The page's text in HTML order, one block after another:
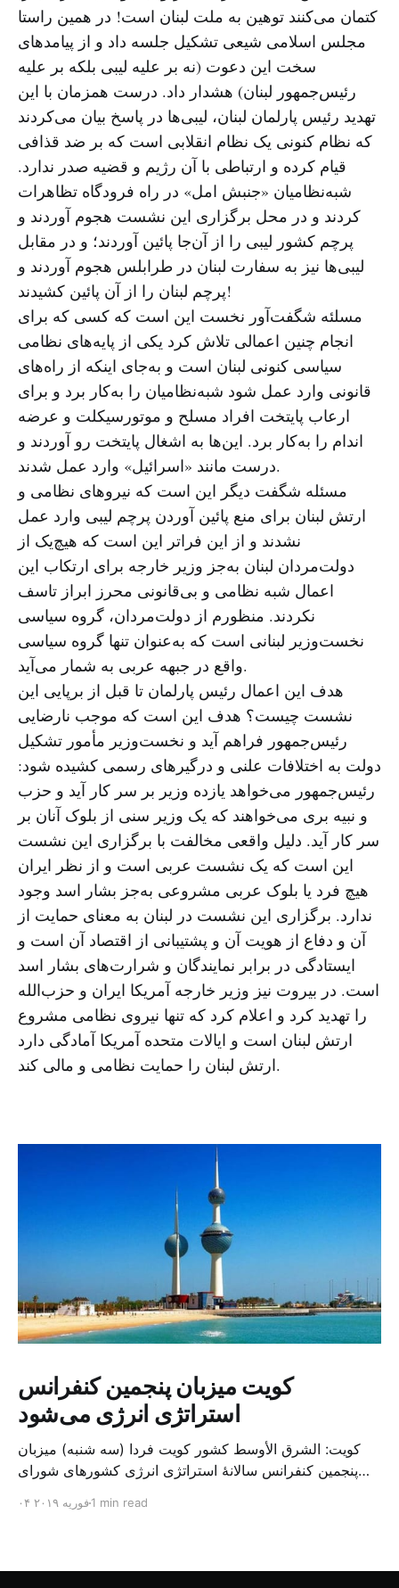
کتمان می‌کنند توهین به ملت لبنان است! در همین راستا
مجلس اسلامی شیعی تشکیل جلسه داد و از پیامدهای
سخت این دعوت (نه بر علیه لیبی بلکه بر علیه
رئیس‌جمهور لبنان) هشدار داد. درست همزمان با این
تهدید رئیس پارلمان لبنان، لیبی‌ها در پاسخ بیان می‌کردند
که نظام کنونی یک نظام انقلابی است که بر ضد قذافی
قیام کرده و ارتباطی با آن رژیم و قضیه صدر ندارد.
شبه‌نظامیان «جنبش امل» در راه فرودگاه تظاهرات
کردند و در محل برگزاری این نشست هجوم آوردند و
پرچم کشور لیبی را از آن‌جا پائین آوردند؛ و در مقابل
لیبی‌ها نیز به سفارت لبنان در طرابلس هجوم آوردند و
پرچم لبنان را از آن پائین کشیدند!
مسلئه شگفت‌آور نخست این است که کسی که برای
انجام چنین اعمالی تلاش کرد یکی از پایه‌های نظامی
سیاسی کنونی لبنان است و به‌جای اینکه از راه‌های
قانونی وارد عمل شود شبه‌نظامیان را به‌کار برد و برای
ارعاب پایتخت افراد مسلح و موتورسیکلت و عرضه
اندام را به‌کار برد. این‌ها به اشغال پایتخت رو آوردند و
درست مانند «اسرائیل» وارد عمل شدند.
مسئله شگفت دیگر این است که نیروهای نظامی و
ارتش لبنان برای منع پائین آوردن پرچم لیبی وارد عمل
نشدند و از این فراتر این است که هیچ‌یک از
دولت‌مردان لبنان به‌جز وزیر خارجه برای ارتکاب این
اعمال شبه نظامی و بی‌قانونی محرز ابراز تاسف
نکردند. منظورم از دولت‌مردان، گروه سیاسی
نخست‌وزیر لبنانی است که به‌عنوان تنها گروه سیاسی
واقع در جبهه عربی به شمار می‌آید.
هدف این اعمال رئیس پارلمان تا قبل از برپایی این
نشست چیست؟ هدف این است که موجب نارضایی
رئیس‌جمهور فراهم آید و نخست‌وزیر مأمور تشکیل
دولت به اختلافات علنی و درگیرهای رسمی کشیده شود:
رئیس‌جمهور می‌خواهد یازده وزیر بر سر کار آید و حزب
و نبیه بری می‌خواهند که یک وزیر سنی از بلوک آنان بر
سر کار آید. دلیل واقعی مخالفت با برگزاری این نشست
این است که یک نشست عربی است و از نظر ایران
هیچ فرد یا بلوک عربی مشروعی به‌جز بشار اسد وجود
ندارد. برگزاری این نشست در لبنان به معنای حمایت از
آن و دفاع از هویت آن و پشتیبانی از اقتصاد آن است و
ایستادگی در برابر نمایندگان و شرارت‌های بشار اسد
است. در بیروت نیز وزیر خارجه آمریکا ایران و حزب‌الله
را تهدید کرد و اعلام کرد که تنها نیروی نظامی مشروع
ارتش لبنان است و ایالات متحده آمریکا آمادگی دارد
ارتش لبنان را حمایت نظامی و مالی کند.
کویت میزبان پنجمین کنفرانس
استراتژی انرژی می‌شود
کویت: الشرق الأوسط کشور کویت فردا (سه شنبه) میزبان
پنجمین کنفرانس سالانهٔ استراتژی انرژی کشورهای شورای
متخصص از شرکت‌های جهانی نفت و گاز در این کنفرانس
۰۴ فوریه ۲۰۱۹1 min read